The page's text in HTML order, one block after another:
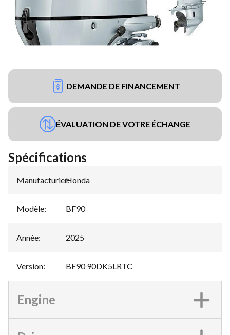
DEMANDE DE FINANCEMENT
ÉVALUATION DE VOTRE ÉCHANGE
Spécifications
Manufacturier:
Honda
Modèle: BF90
Année: 2025
Version: BF90 90DK5LRTC
Engine